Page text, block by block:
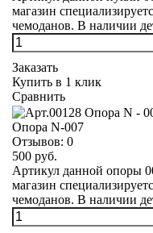
магазин
чемоданов. В наличии
Заказать
Купить в 1 клик
Сравнить
Опора N-007
Отзывов: 0
500 руб.
Артикул данной опоры
магазин
чемоданов. В наличии